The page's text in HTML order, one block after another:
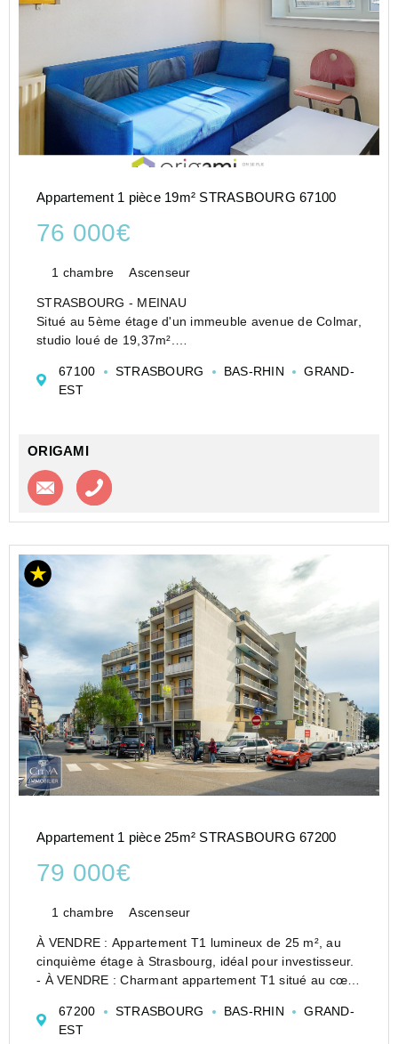
Appartement 1 pièce 19m² STRASBOURG 67100
76 000€
1 chambre Ascenseur
STRASBOURG - MEINAU
Situé au 5ème étage d'un immeuble avenue de Colmar,
studio loué de 19,37m².
sur la pièce principale avec placard et d'une salle de
bains avec wc.
67100 STRASBOURG BAS-RHIN
GRAND-
EST
ORIGAMI
Contacter l'agence
Appartement 1 pièce 25m² STRASBOURG 67200
79 000€
1 chambre Ascenseur
À VENDRE : Appartement T1 lumineux de 25 m², au
cinquième étage à Strasbourg, idéal pour investisseur.
- À VENDRE : Charmant appartement T1 situé au cœur
étage d'un immeuble de six niveaux, cet appart...
67200 STRASBOURG BAS-RHIN
GRAND-
EST